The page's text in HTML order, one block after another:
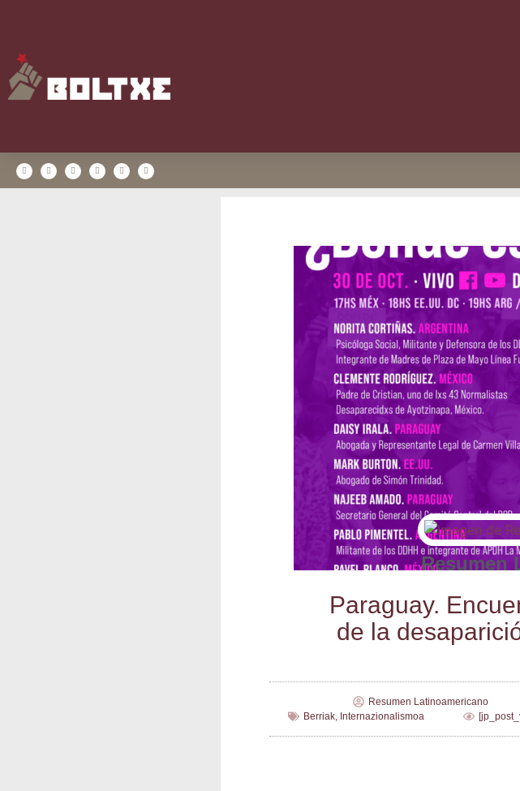
Resumen
Para­guay.
de la
Resumen Latinoamericano
Berriak, Internazionalismoa